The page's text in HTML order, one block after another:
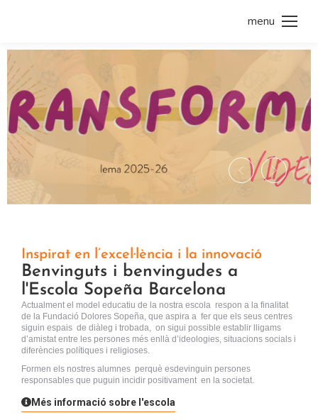
menu
Inspirat en l’excel·lència i la innovació
Benvinguts i benvingudes a
l'Escola Sopeña Barcelona
Actualment el model educatiu de la nostra escola respon a la finalitat
de la Fundació Dolores Sopeña, que aspira a fer que els seus centres
siguin espais de diàleg i trobada, on sigui possible establir lligams
d’amistat entre les persones més enllà d’ideologies, situacions socials i
diferències polítiques i religioses.
Formen els nostres alumnes perquè esdevinguin persones
responsables que puguin incidir positivament en la societat.
Més informació sobre l'escola